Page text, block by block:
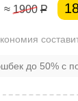
≈ 1900 Р
до 50% с